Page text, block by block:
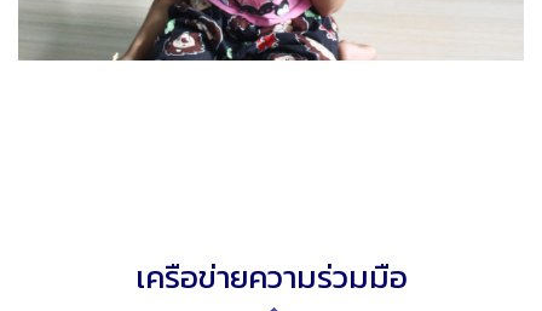
เครือข่ายความร่วมมือ